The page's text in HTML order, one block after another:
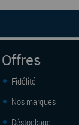
Offres
Fidélité
Nos marques
Déstockage